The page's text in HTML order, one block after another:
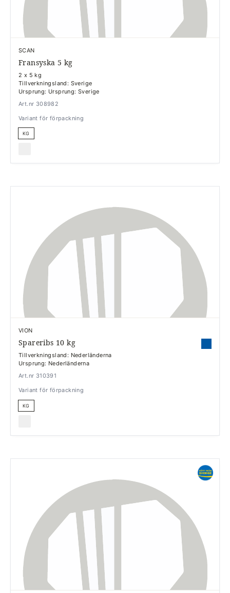
SCAN
Fransyska 5 kg
2 x 5 kg
Tillverkningsland: Sverige
Ursprung: Ursprung: Sverige
Art.nr 308982
Variant för förpackning
KG
VION
Spareribs 10 kg
Tillverkningsland: Nederländerna
Ursprung: Nederländerna
Art.nr 310391
Variant för förpackning
KG